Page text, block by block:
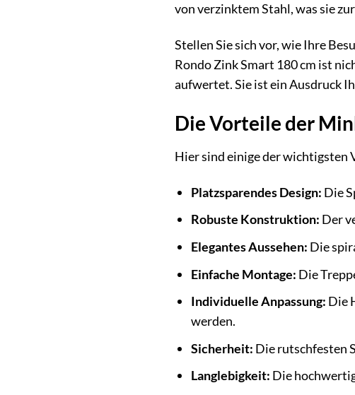
von verzinktem Stahl, was sie
Stellen Sie sich vor, wie Ihre
Rondo Zink Smart 180 cm ist
aufwertet. Sie ist ein Ausdruck
Die Vorteile der
Hier sind einige der wichtigsten
Platzsparendes Design: Die
Robuste Konstruktion: Der
Elegantes Aussehen: Die
Einfache Montage: Die
Individuelle Anpassung: Die
werden.
Sicherheit: Die rutschfesten
Langlebigkeit: Die